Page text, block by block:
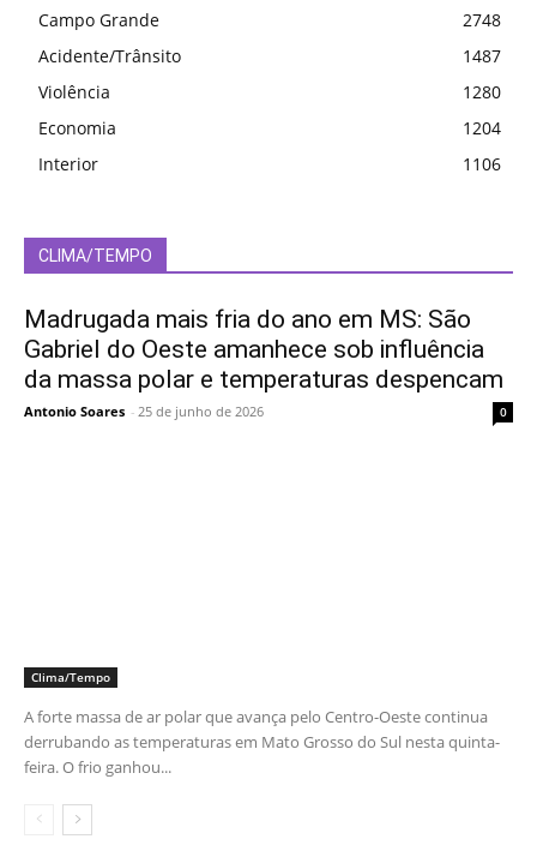
Campo Grande
2748
Acidente/Trânsito
1487
Violência
1280
Economia
1204
Interior
1106
CLIMA/TEMPO
Madrugada mais fria do ano em MS: São
Gabriel do Oeste amanhece sob influência
da massa polar e temperaturas despencam
Antonio Soares - 25 de junho de 2026 0
Clima/Tempo
A forte massa de ar polar que avança pelo Centro-Oeste continua
derrubando as temperaturas em Mato Grosso do Sul nesta quinta-
feira. O frio ganhou...